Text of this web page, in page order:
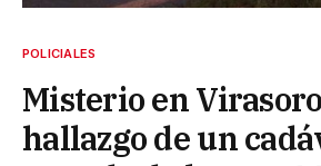
POLICIALES
Misterio en
hallazgo de un